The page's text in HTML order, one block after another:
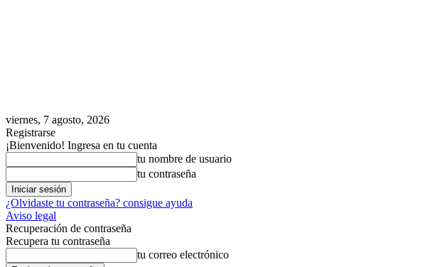
viernes, 7 agosto, 2026
Registrarse
¡Bienvenido! Ingresa en tu cuenta
tu nombre de usuario
tu contraseña
¿Olvidaste tu contraseña? consigue ayuda
Aviso legal
Recuperación de contraseña
Recupera tu contraseña
tu correo electrónico